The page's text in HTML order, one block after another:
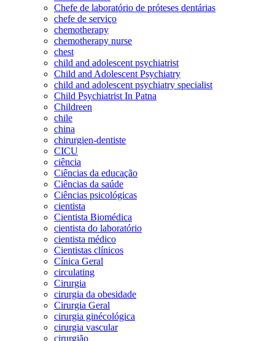
Chefe de laboratório de próteses dentárias
chefe de serviço
chemotherapy
chemotherapy nurse
chest
child and adolescent psychiatrist
Child and Adolescent Psychiatry
child and adolescent psychiatry specialist
Child Psychiatrist In Patna
Childreen
chile
china
chirurgien-dentiste
CICU
ciência
Ciências da educação
Ciências da saúde
Ciências psicológicas
cientista
Cientista Biomédica
cientista do laboratório
cientista médico
Cientistas clínicos
Cínica Geral
circulating
Cirurgia
cirurgia da obesidade
Cirurgia Geral
cirurgia ginécológica
cirurgia vascular
cirurgião